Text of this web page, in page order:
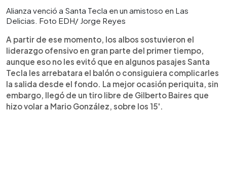
Alianza venció a Santa Tecla en un amistoso en Las
Delicias. Foto EDH/ Jorge Reyes
A partir de ese momento, los albos sostuvieron el
liderazgo ofensivo en gran parte del primer tiempo,
aunque eso no les evitó que en algunos pasajes Santa
Tecla les arrebatara el balón o consiguiera complicarles
la salida desde el fondo. La mejor ocasión periquita, sin
embargo, llegó de un tiro libre de Gilberto Baires que
hizo volar a Mario González, sobre los 15'.